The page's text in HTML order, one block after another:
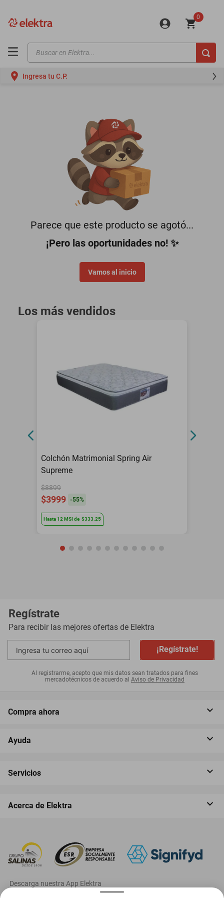
0
Buscar en Elektra...
Ingresa tu C.P.
Parece que este producto se agotó...
¡Pero las oportunidades no! ✨
Vamos al inicio
Los más vendidos
Colchón Matrimonial Spring Air
Supreme
$8899
$3999 -55%
Hasta12 MSIde $333.25
Regístrate
Para recibir las mejores ofertas de Elektra
¡Regístrate!
Al registrarme, acepto que mis datos sean tratados para fines
mercadotécnicos de acuerdo al Aviso de Privacidad
Compra ahora
Ayuda
Servicios
Acerca de Elektra
‎ Descarga nuestra App Elektra
motos
oppo
motoneta